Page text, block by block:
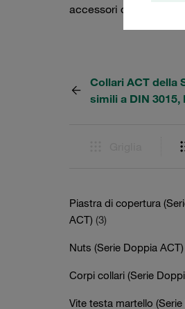
accessori di
Collari ACT della
simili a DIN 3015,
Piastra di copertura
ACT) (3)
Nuts (Serie Doppia ACT)
Corpi collari (Serie
Vite testa martello